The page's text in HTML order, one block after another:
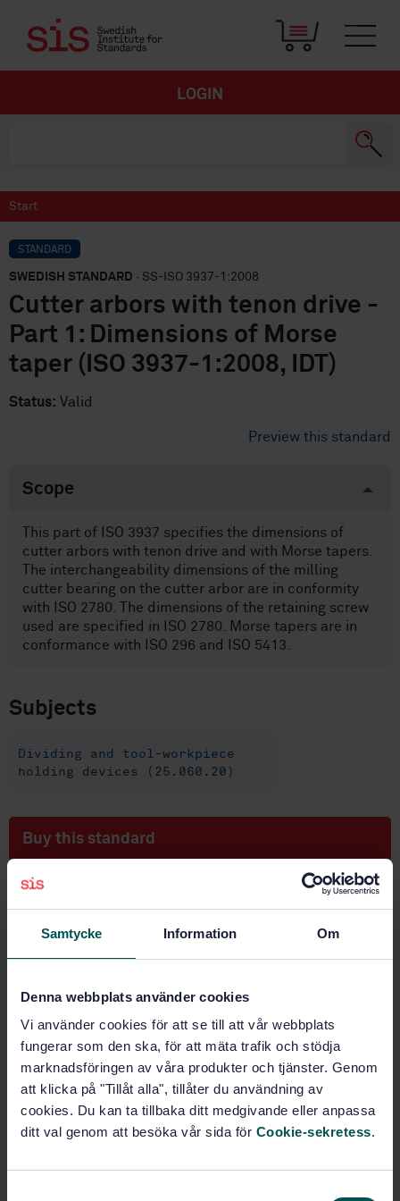
Samtycke Information Om
Denna webbplats använder cookies
Vi använder cookies för att se till att vår webbplats
fungerar som den ska, för att mäta trafik och stödja
marknadsföringen av våra produkter och tjänster. Genom
att klicka på "Tillåt alla", tillåter du användning av
cookies. Du kan ta tillbaka ditt medgivande eller anpassa
ditt val genom att besöka vår sida för Cookie-sekretess.
LOGIN
Start
STANDARD
SWEDISH STANDARD · SS-ISO 3937-1:2008
Cutter arbors with tenon drive -
Part 1: Dimensions of Morse
taper (ISO 3937-1:2008, IDT)
Status: Valid
Preview this standard
Scope
This part of ISO 3937 specifies the dimensions of
cutter arbors with tenon drive and with Morse tapers.
The interchangeability dimensions of the milling
cutter bearing on the cutter arbor are in conformity
with ISO 2780. The dimensions of the retaining screw
used are specified in ISO 2780. Morse tapers are in
conformance with ISO 296 and ISO 5413.
Subjects
Dividing and tool-workpiece
holding devices (25.060.20)
Buy this standard
STANDARD
SWEDISH STANDARD· SS-ISO 3937-1:2008
Cutter arbors with tenon drive - Part 1: Dimensions of
Subscribe on standards - Read more
Price:687 SEK
PDF